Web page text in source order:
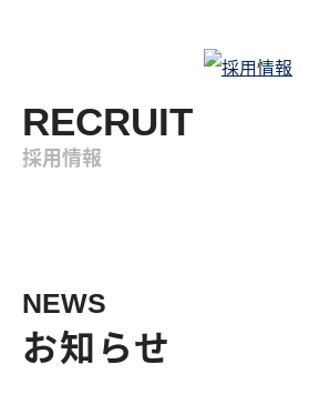
RECRUIT
採用情報
NEWS
お知らせ